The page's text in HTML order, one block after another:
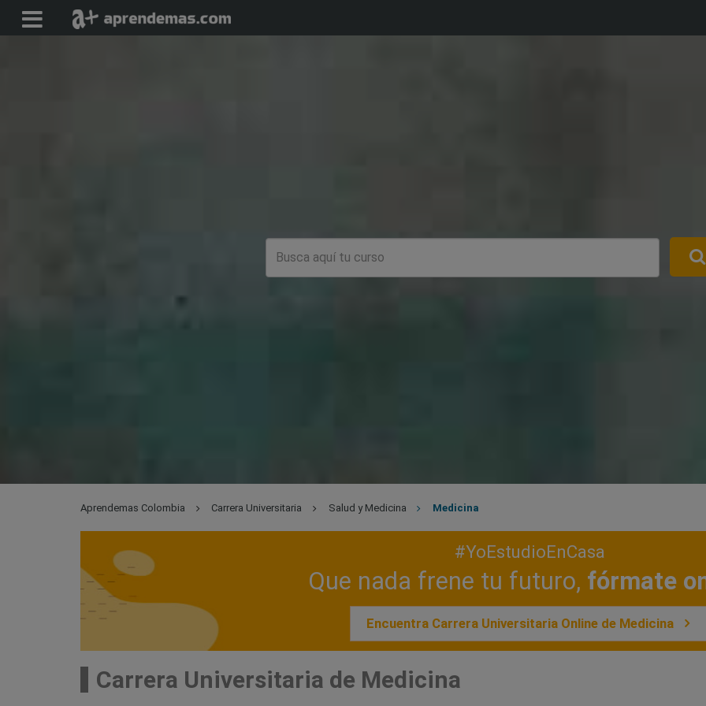
Aprendemas Colombia Carrera Universitaria Salud y Medicina Medicina
#YoEstudioEnCasa
Que nada frene tu futuro, fórmate
Encuentra Carrera Universitaria Online de Medicina
Carrera Universitaria de Medicina